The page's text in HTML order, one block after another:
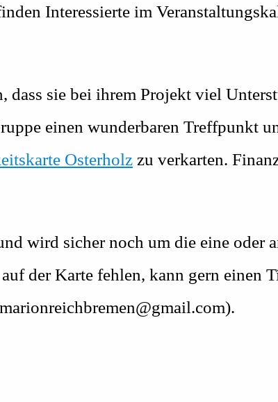
Interessierte im
dass sie bei ihrem Projekt viel
einen wunderbaren Treffpunkt
Osterholz zu verkarten.
wird sicher noch um die eine oder
der Karte fehlen, kann gern einen